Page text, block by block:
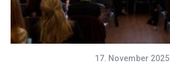
17. November 2025